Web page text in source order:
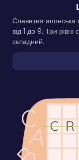
Славетна японська
від 1 до 9. Три
складний.